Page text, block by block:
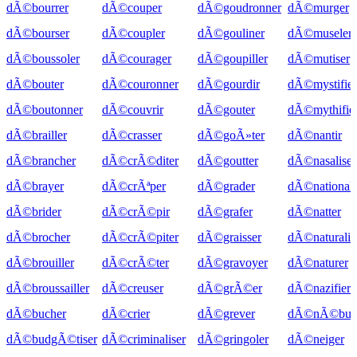
dÃ©bourrer
dÃ©bourser
dÃ©boussoler
dÃ©bouter
dÃ©boutonner
dÃ©brailler
dÃ©brancher
dÃ©brayer
dÃ©brider
dÃ©brocher
dÃ©brouiller
dÃ©broussailler
dÃ©bucher
dÃ©budgÃ©tiser
dÃ©couper
dÃ©coupler
dÃ©courager
dÃ©couronner
dÃ©couvrir
dÃ©crasser
dÃ©crÃ©diter
dÃ©crÃªper
dÃ©crÃ©pir
dÃ©crÃ©piter
dÃ©crÃ©ter
dÃ©creuser
dÃ©crier
dÃ©criminaliser
dÃ©goudronner
dÃ©gouliner
dÃ©goupiller
dÃ©gourdir
dÃ©gouter
dÃ©goÃ»ter
dÃ©goutter
dÃ©grader
dÃ©grafer
dÃ©graisser
dÃ©gravoyer
dÃ©grÃ©er
dÃ©grever
dÃ©gringoler
dÃ©murger
dÃ©museler
dÃ©mutiser
dÃ©mystifier
dÃ©nantir
dÃ©nasaliser
dÃ©natter
dÃ©naturer
dÃ©nazifier
dÃ©neiger